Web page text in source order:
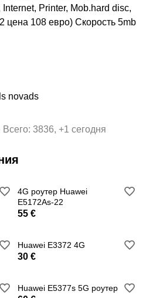
Printer, Mob.hard disc,
цена 108 евро) Скорость 5mb
novads
Всего: 3836, +1 сегодня
4G роутер Huawei
E5172As-22
55 €
Huawei E3372 4G
30 €
Huawei E5377s 5G роутер